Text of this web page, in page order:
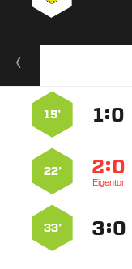
:
15’
:
Eigentor
22’
:
33’